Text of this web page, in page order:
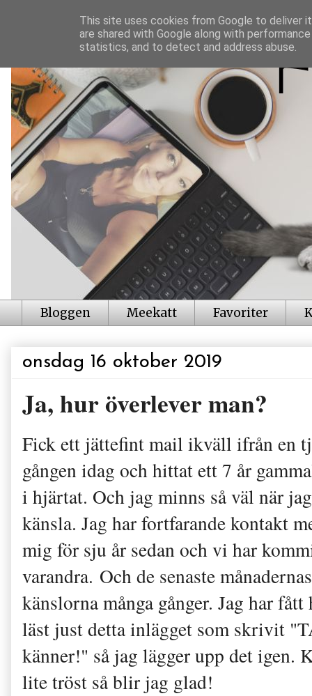
Bloggen Meekatt Favoriter
onsdag 16 oktober 2019
Ja, hur överlever man?
Fick ett jättefint mail ikväll ifrån en
gången idag och hittat ett 7 år
i hjärtat. Och jag minns så väl när
känsla. Jag har fortfarande kontakt
mig för sju år sedan och vi har
varandra. Och de senaste
känslorna många gånger. Jag har
läst just detta inlägget som skrivit
känner!" så jag lägger upp det igen.
lite tröst så blir jag glad!
This site uses cookies from Google to deliver
are shared with Google along with
statistics, and to detect and address abuse.